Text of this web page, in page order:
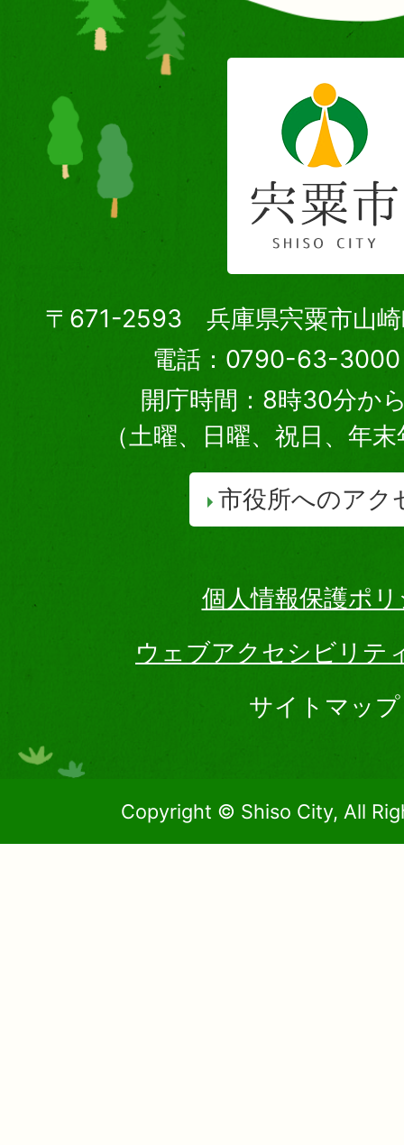
〒671-2593 兵庫県宍粟市山崎
電話：0790-63-3000
開庁時間：8時30分か
（土曜、日曜、祝日、年
市役所へのアク
個人情報保護ポ
ウェブアクセシビリテ
サイトマップ
Copyright © Shiso City, All